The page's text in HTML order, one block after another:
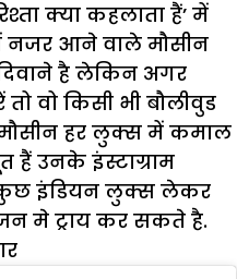
क्या कहलाता हैं’ में
नजर आने वाले मौसीन
है लेकिन अगर
वो किसी भी बौलीवुड
हर लुक्स में कमाल
उनके इंस्टाग्राम
इंडियन लुक्स लेकर
मे ट्राय कर सकते है.